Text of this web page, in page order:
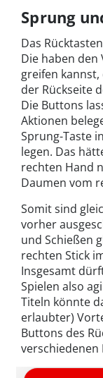
Sprung
Das
Die haben den
greifen
der Rückseite
Die Buttons
Aktionen
Sprung-Taste
legen. Das
rechten Hand
Daumen vom
Somit sind
vorher
und Schießen
rechten Stick
Insgesamt
Spielen also
Titeln könnte
erlaubter)
Buttons des
verschiedenen